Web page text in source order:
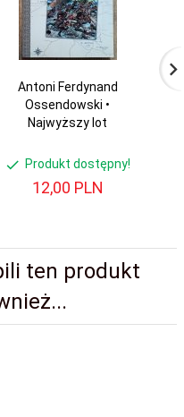
Antoni Ferdynand
Ossendowski •
Najwyższy lot
Produkt dostępny!
12,00 PLN
ten produkt